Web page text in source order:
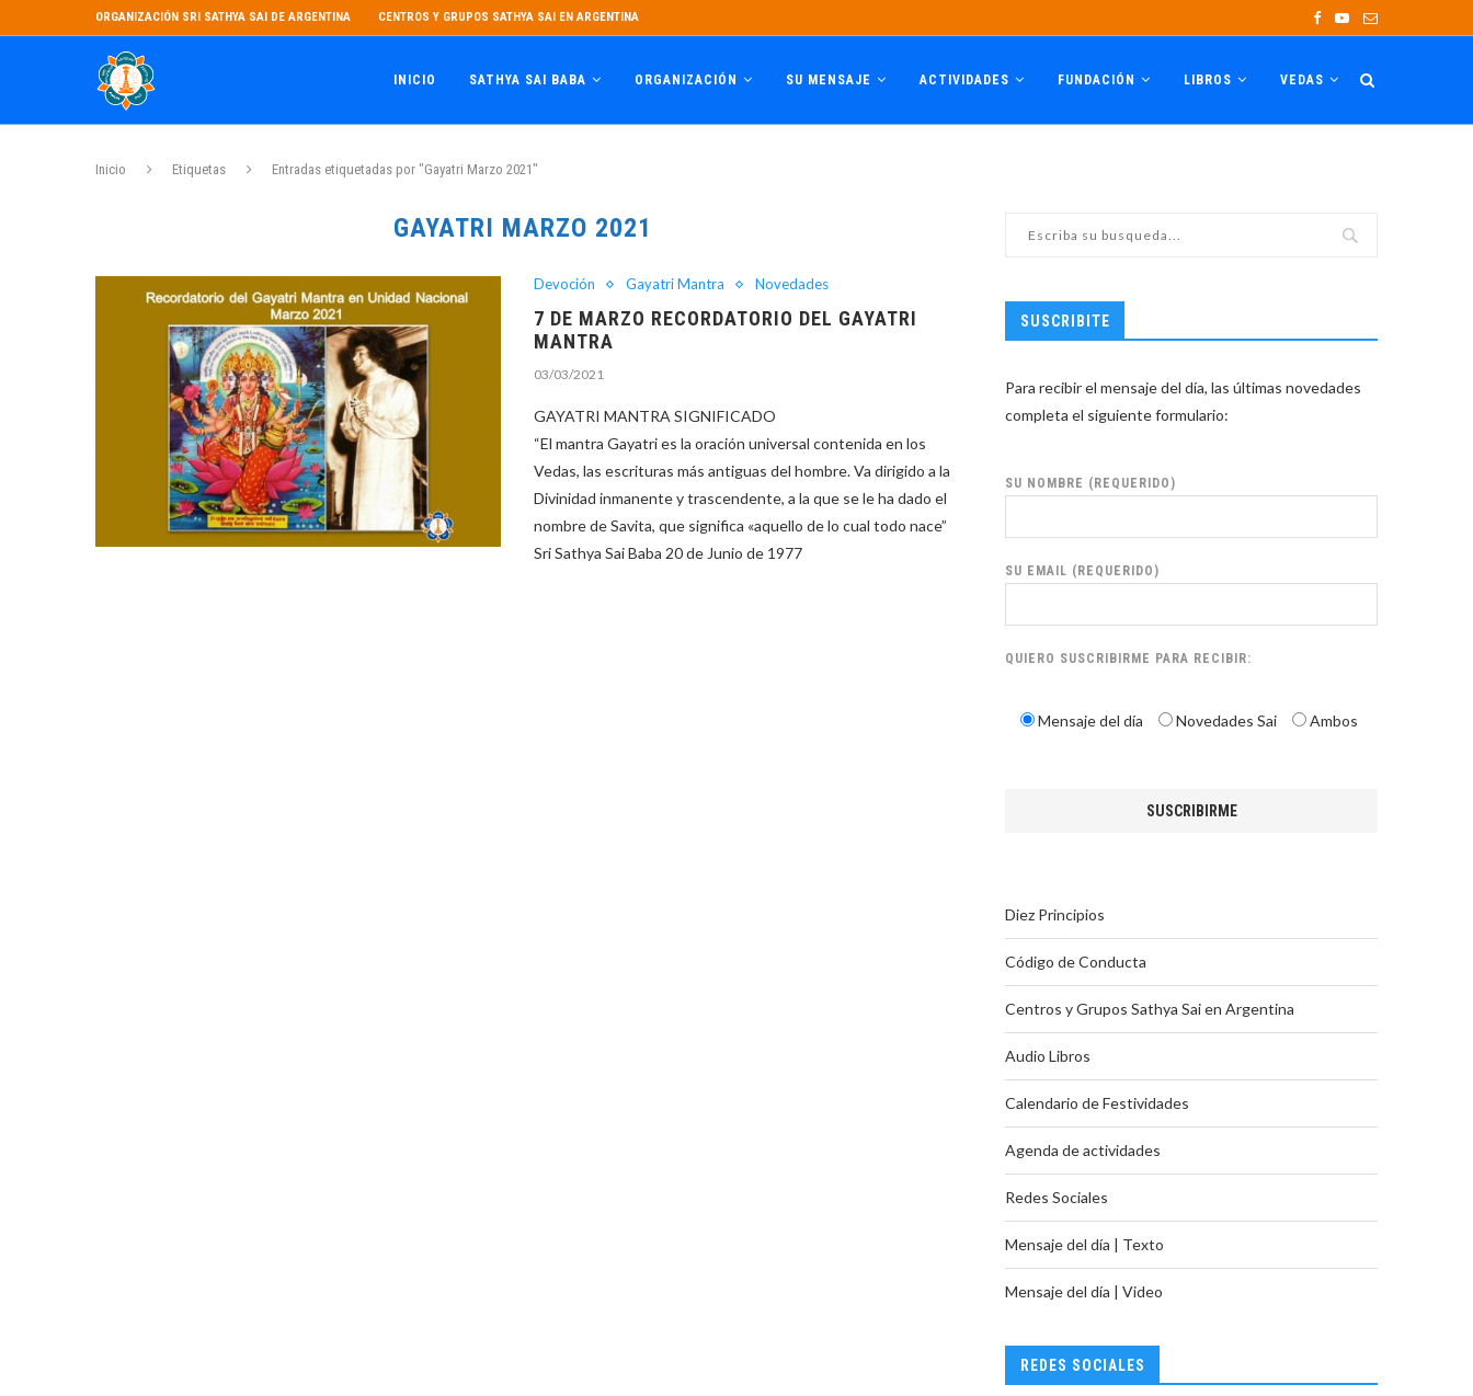
ORGANIZACIÓN SRI SATHYA SAI DE ARGENTINA CENTROS Y GRUPOS SATHYA SAI EN ARGENTINA
INICIO SATHYA SAI BABA ORGANIZACIÓN SU MENSAJE ACTIVIDADES FUNDACIÓN LIBROS VEDAS
Inicio Etiquetas Entradas etiquetadas por "Gayatri Marzo 2021"
GAYATRI MARZO 2021
Devoción Gayatri Mantra Novedades
7 DE MARZO RECORDATORIO DEL GAYATRI
MANTRA
03/03/2021
GAYATRI MANTRA SIGNIFICADO
“El mantra Gayatri es la oración universal contenida en los
Vedas, las escrituras más antiguas del hombre. Va dirigido a la
Divinidad inmanente y trascendente, a la que se le ha dado el
nombre de Savita, que significa «aquello de lo cual todo nace”
Sri Sathya Sai Baba 20 de Junio de 1977
SUSCRIBITE
Para recibir el mensaje del día, las últimas novedades
completa el siguiente formulario:
SU NOMBRE (REQUERIDO)
SU EMAIL (REQUERIDO)
QUIERO SUSCRIBIRME PARA RECIBIR:
Mensaje del día Novedades Sai Ambos
Diez Principios
Código de Conducta
Centros y Grupos Sathya Sai en Argentina
Audio Libros
Calendario de Festividades
Agenda de actividades
Redes Sociales
Mensaje del día | Texto
Mensaje del día | Video
REDES SOCIALES